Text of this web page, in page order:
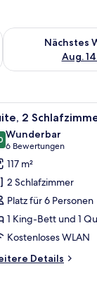
Nächstes
Aug.
Überprüfe die
einem hölzernen
Schlafzimmer
6 2
von 10
Wunderbar
6 Bewertungen
(6
Bewertungen)
117 m²
2 Schlafzimmer
Platz für 6 Personen
1 King-Bett und 1
Kostenloses WLAN
Details